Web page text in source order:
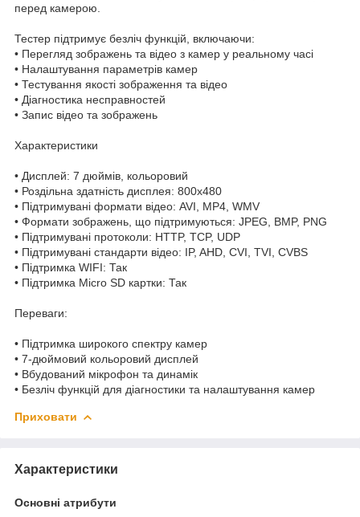
перед камерою.
Тестер підтримує безліч функцій, включаючи:
• Перегляд зображень та відео з камер у реальному часі
• Налаштування параметрів камер
• Тестування якості зображення та відео
• Діагностика несправностей
• Запис відео та зображень
Характеристики
• Дисплей: 7 дюймів, кольоровий
• Роздільна здатність дисплея: 800x480
• Підтримувані формати відео: AVI, MP4, WMV
• Формати зображень, що підтримуються: JPEG, BMP, PNG
• Підтримувані протоколи: HTTP, TCP, UDP
• Підтримувані стандарти відео: IP, AHD, CVI, TVI, CVBS
• Підтримка WIFI: Так
• Підтримка Micro SD картки: Так
Переваги:
• Підтримка широкого спектру камер
• 7-дюймовий кольоровий дисплей
• Вбудований мікрофон та динамік
• Безліч функцій для діагностики та налаштування камер
Приховати
Характеристики
Основні атрибути